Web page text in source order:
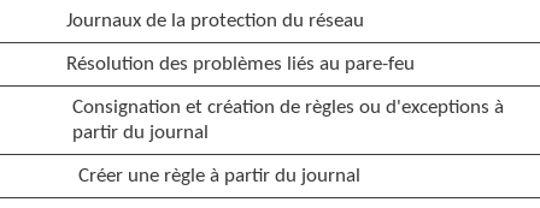
Journaux de la protection du réseau
Résolution des problèmes liés au pare-feu
Consignation et création de règles ou d'exceptions à
partir du journal
Créer une règle à partir du journal